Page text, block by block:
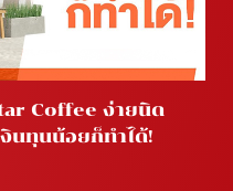
Coffee ง่ายนิด
นทุนน้อยก็ทำได้!